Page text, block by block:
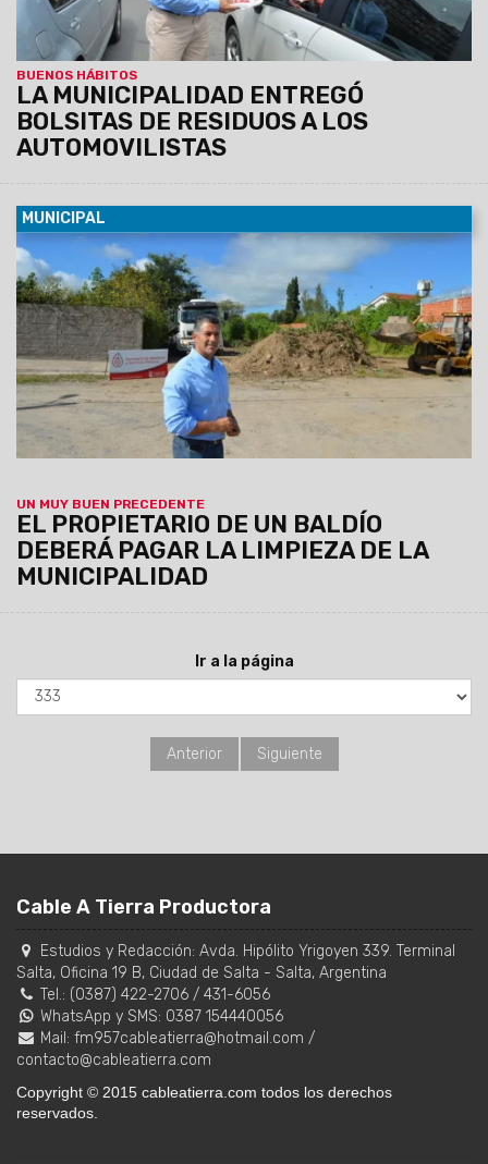
BUENOS HÁBITOS
LA MUNICIPALIDAD ENTREGÓ
BOLSITAS DE RESIDUOS A LOS
AUTOMOVILISTAS
MUNICIPAL
UN MUY BUEN PRECEDENTE
EL PROPIETARIO DE UN BALDÍO
DEBERÁ PAGAR LA LIMPIEZA DE LA
MUNICIPALIDAD
15/03/2019 La Secretaría de Ambiente y Servicios Públicos
inició la limpieza de un terreno privado en Ampliación Los
Ceibos. El dueño será denunciado penalmente y deberá
pagar los costos y multa. Próximamente se trabajará en los
barrios Miguel Aráoz y Autódromo.
Ir a la página
Anterior Siguiente
Cable A Tierra Productora
Estudios y Redacción: Avda. Hipólito Yrigoyen 339. Terminal
Salta, Oficina 19 B, Ciudad de Salta - Salta, Argentina
Tel.: (0387) 422-2706 / 431-6056
WhatsApp y SMS: 0387 154440056
Mail: fm957cableatierra@hotmail.com /
contacto@cableatierra.com
Copyright © 2015 cableatierra.com todos los derechos
reservados.